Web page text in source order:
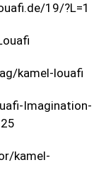
19/?L=1
kamel-louafi/
Imagination-
kamel-